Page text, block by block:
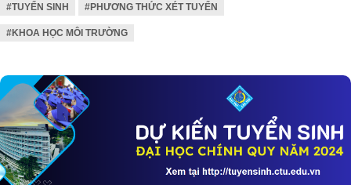
#TUYỂN SINH #PHƯƠNG THỨC XÉT TUYỂN
#KHOA HỌC MÔI TRƯỜNG